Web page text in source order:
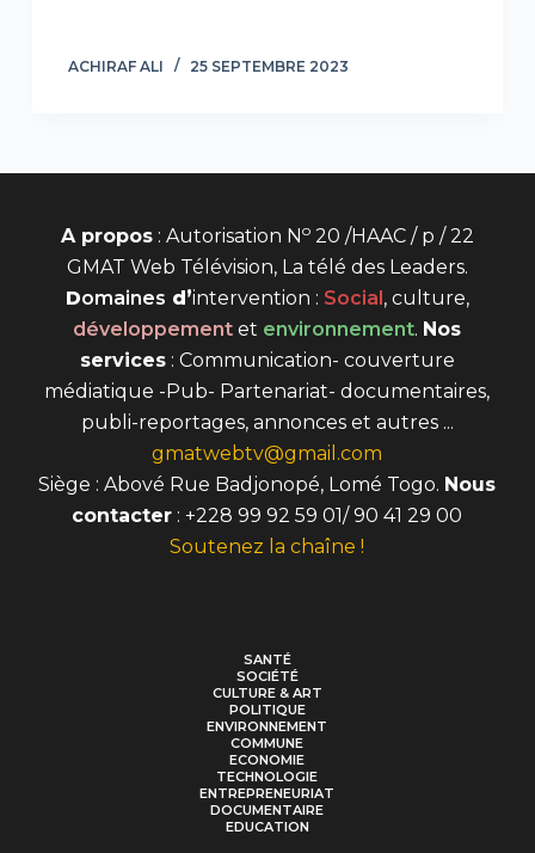
ACHIRAF ALI 25 SEPTEMBRE 2023
A propos: Autorisation No20 /HAAC / p / 22
GMAT Web Télévision, La télé des Leaders.
Domaines d’intervention : Social, culture,
développement et environnement. Nos
services: Communication- couverture
médiatique -Pub- Partenariat- documentaires,
publi-reportages, annonces et autres ...
gmatwebtv@gmail.com
Siège : Abové Rue Badjonopé, Lomé Togo. Nous
contacter : +228 99 92 59 01/ 90 41 29 00
Soutenez la chaîne !
SANTÉ
SOCIÉTÉ
CULTURE & ART
POLITIQUE
ENVIRONNEMENT
COMMUNE
ECONOMIE
TECHNOLOGIE
ENTREPRENEURIAT
DOCUMENTAIRE
EDUCATION